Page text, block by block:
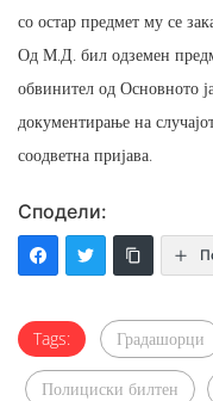
со остар предмет му се
Од М.Д. бил одземен
обвинител од Основното
документирање на
соодветна пријава.
Сподели:
Tags: Градашорци
Полициски билтен